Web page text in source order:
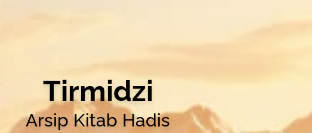
Tirmidzi
Arsip Kitab Hadis